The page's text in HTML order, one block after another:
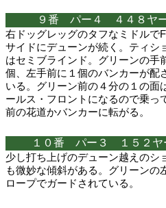
９番 パー４ ４４８ヤ
右ドッグレッグのタフなミドルで
サイドにデューンが続く。ティシ
はセミブラインド。グリーンの手
個、左手前に１個のバンカーが配
いる。グリーン前の４分の１の面
ールス・フロントになるので乗っ
前の花道かバンカーに転がる。
１０番 パー３ １５２ヤ
少し打ち上げのデューン越えのシ
も微妙な傾斜がある。グリーンの
ロープでガードされている。